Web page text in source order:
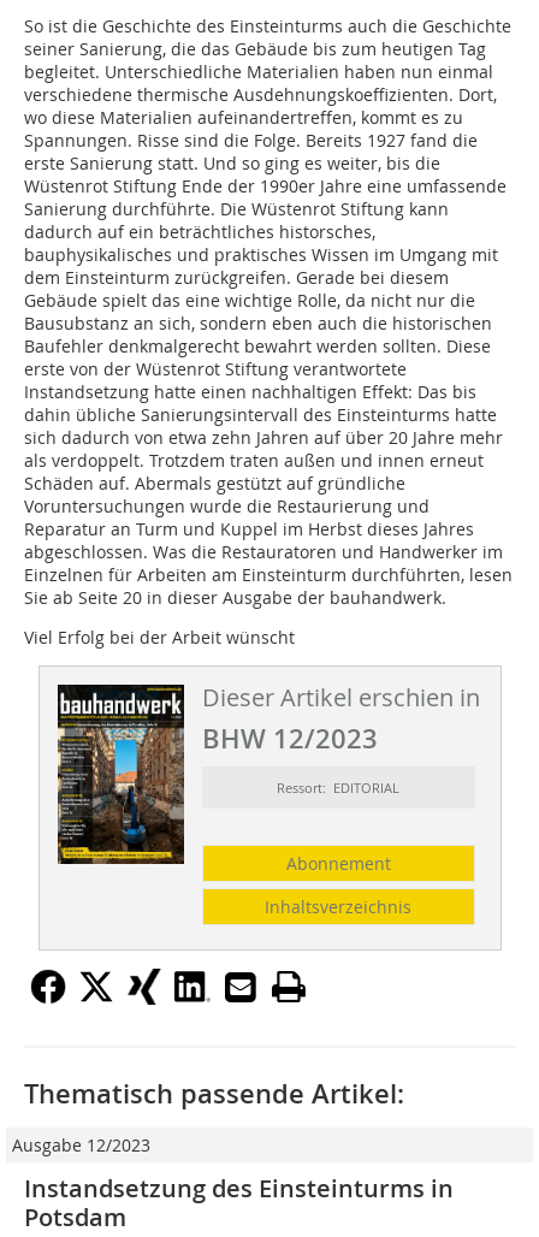
So ist die Geschichte des Einsteinturms auch die Geschichte
seiner Sanierung, die das Gebäude bis zum heutigen Tag
begleitet. Unterschiedliche Materialien haben nun einmal
verschiedene thermische Ausdehnungskoeffizienten. Dort,
wo diese Materialien aufeinandertreffen, kommt es zu
Spannungen. Risse sind die Folge. Bereits 1927 fand die
erste Sanierung statt. Und so ging es weiter, bis die
Wüstenrot Stiftung Ende der 1990er Jahre eine umfassende
Sanierung durchführte. Die Wüstenrot Stiftung kann
dadurch auf ein beträchtliches historsches,
bauphysikalisches und praktisches Wissen im Umgang mit
dem Einsteinturm zurückgreifen. Gerade bei diesem
Gebäude spielt das eine wichtige Rolle, da nicht nur die
Bausubstanz an sich, sondern eben auch die historischen
Baufehler denkmalgerecht bewahrt werden sollten. Diese
erste von der Wüstenrot Stiftung verantwortete
Instandsetzung hatte einen nachhaltigen Effekt: Das bis
dahin übliche Sanierungsintervall des Einsteinturms hatte
sich dadurch von etwa zehn Jahren auf über 20 Jahre mehr
als verdoppelt. Trotzdem traten außen und innen erneut
Schäden auf. Abermals gestützt auf gründliche
Voruntersuchungen wurde die Restaurierung und
Reparatur an Turm und Kuppel im Herbst dieses Jahres
abgeschlossen. Was die Restauratoren und Handwerker im
Einzelnen für Arbeiten am Einsteinturm durchführten, lesen
Sie ab Seite 20 in dieser Ausgabe der bauhandwerk.
Viel Erfolg bei der Arbeit wünscht
Dieser Artikel erschien in
BHW 12/2023
Ressort: EDITORIAL
Abonnement
Inhaltsverzeichnis
Thematisch passende Artikel:
Ausgabe 12/2023
Instandsetzung des Einsteinturms in
Potsdam